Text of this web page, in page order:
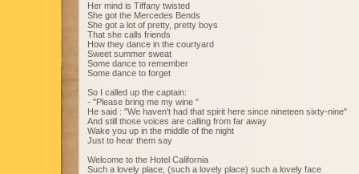
Her mind is Tiffany twisted
She got the Mercedes Bends
She got a lot of pretty, pretty boys
That she calls friends
How they dance in the courtyard
Sweet summer sweat
Some dance to remember
Some dance to forget
So I called up the captain:
- "Please bring me my wine "
He said : "We haven't had that spirit here since nineteen sixty-nine"
And still those voices are calling from far away
Wake you up in the middle of the night
Just to hear them say
Welcome to the Hotel California
Such a lovely place, (such a lovely place) such a lovely face